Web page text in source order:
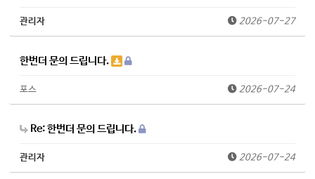
관리자 2026-07-27
한번더 문의 드립니다.
포스 2026-07-24
Re: 한번더 문의 드립니다.
관리자 2026-07-24